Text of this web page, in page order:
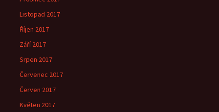
Listopad 2017
Říjen 2017
Září 2017
Srpen 2017
Červenec 2017
Červen 2017
Květen 2017